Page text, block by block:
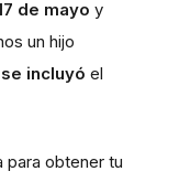
de mayo y
un hijo
incluyó el
para obtener tu